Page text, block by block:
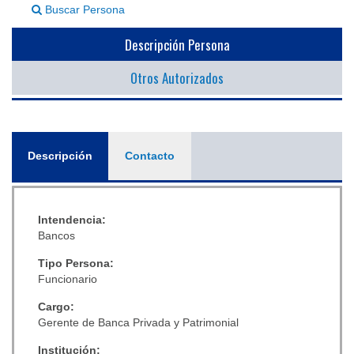
Buscar Persona
Descripción Persona
Otros Autorizados
Descripción (solapaContacto
Intendencia:
Bancos
Tipo Persona:
Funcionario
Cargo:
Gerente de Banca Privada y Patrimonial
Institución: